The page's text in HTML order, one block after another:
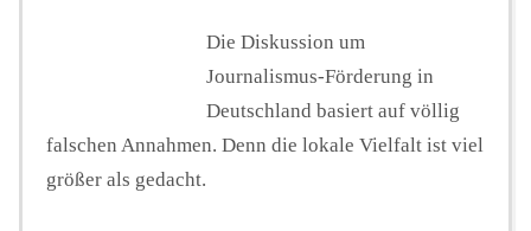
Die Diskussion um
Journalismus-Förderung in
Deutschland basiert auf völlig
falschen Annahmen. Denn die lokale Vielfalt ist viel
größer als gedacht.